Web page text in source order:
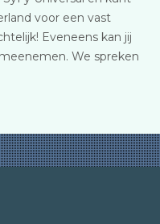
voor een vast
Eveneens kan jij
We spreken